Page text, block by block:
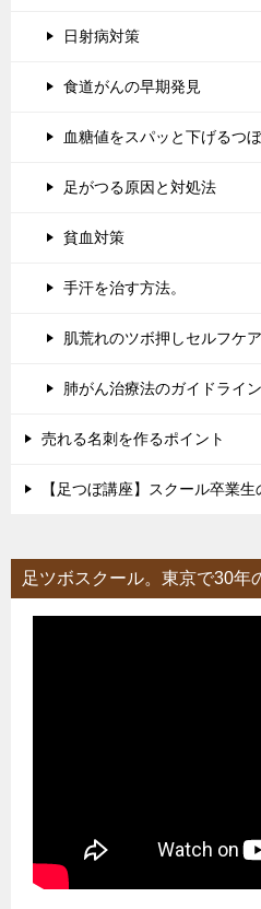
日射病対策
食道がんの早期発見
血糖値をスパッと下げるつぼ
足がつる原因と対処法
貧血対策
手汗を治す方法。
肌荒れのツボ押しセルフケア
肺がん治療法のガイドライン
売れる名刺を作るポイント
【足つぼ講座】スクール卒業
足ツボスクール。東京で30年